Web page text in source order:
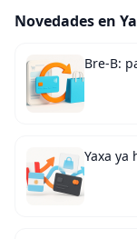
Novedades en
Bre-B:
Yaxa ya